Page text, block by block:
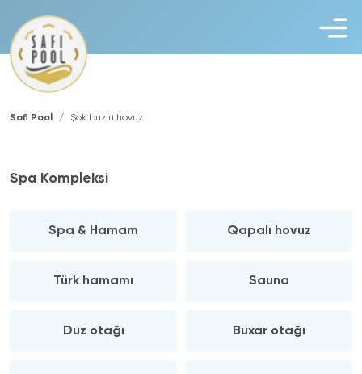
Safi Pool Şok buzlu hovuz
Spa Kompleksi
Spa & Hamam Qapalı hovuz
Türk hamamı Sauna
Duz otağı Buxar otağı